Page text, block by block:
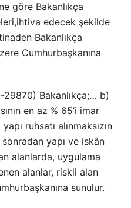
göre Bakanlıkça
edecek şekilde
Bakanlıkça
Cumhurbaşkanına
Bakanlıkça;… b)
en az % 65’i imar
ruhsatı alınmaksızın
yapı ve iskân
alanlarda, uygulama
alanlar, riskli alan
sunulur.